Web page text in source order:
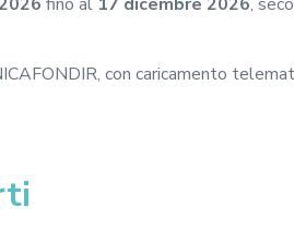
con caricamento